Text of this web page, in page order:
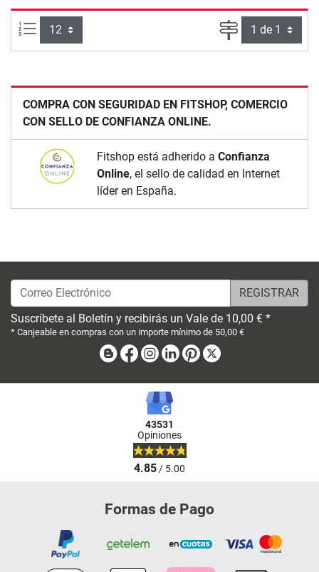
Artículos por página: Página
COMPRA CON SEGURIDAD EN FITSHOP, COMERCIO
CON SELLO DE CONFIANZA ONLINE.
Fitshop está adherido a Confianza
Online, el sello de calidad en Internet
líder en España.
Correo Electrónico
Suscríbete al Boletín y recibirás un Vale de 10,00 € *
* Canjeable en compras con un importe mínimo de 50,00 €
BlogFacebook
Instagram
LinkedinPinterest
43531
Opiniones
4.85/ 5.00
Formas de Pago